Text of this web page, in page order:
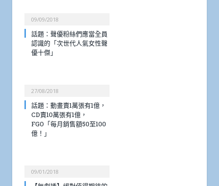
09/09/2018
話題：聲優粉絲們應當全員
認識的「次世代人氣女性聲
優十傑」
27/08/2018
話題：動畫賣1萬張有1億，
CD賣10萬張有1億，
FGO「每月銷售額50至100
億！」
09/01/2018